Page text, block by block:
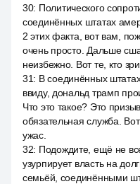
30: Политического
соединённых штатах
2 этих факта, вот вам,
очень просто. Дальше
неизбежно. Вот те, кто
31: В соединённых
ввиду, дональд трамп
Что это такое? Это
обязательная служба.
ужас.
32: Подождите, ещё не
узурпирует власть на
семьёй, соединёнными